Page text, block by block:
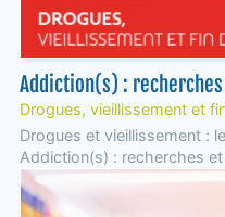
Addiction(s) :
Drogues, vieillissement et
Drogues et vieillissement :
Addiction(s) : recherches